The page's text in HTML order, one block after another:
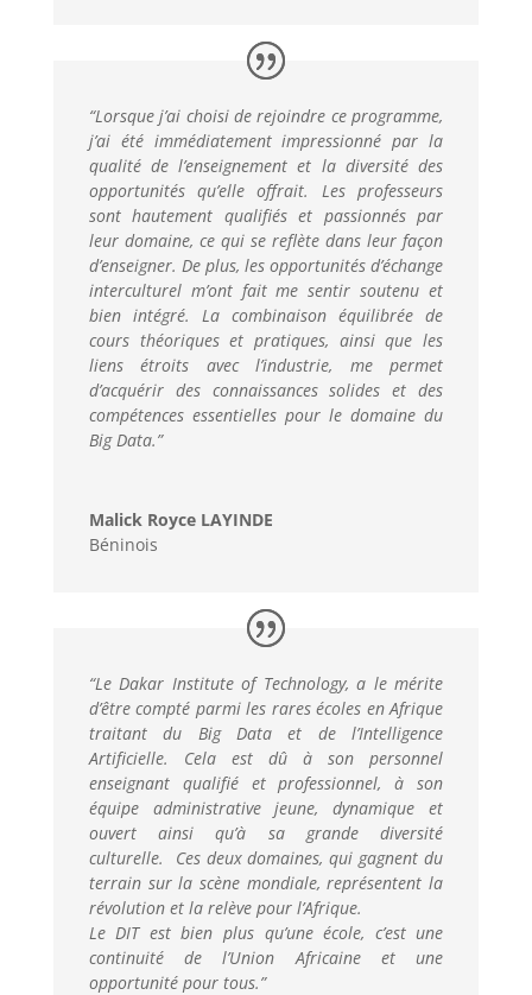
“Lorsque j’ai choisi de rejoindre ce programme,
j’ai été immédiatement impressionné par la
qualité de l’enseignement et la diversité des
opportunités qu’elle offrait. Les professeurs
sont hautement qualifiés et passionnés par
leur domaine, ce qui se reflète dans leur façon
d’enseigner. De plus, les opportunités d’échange
interculturel m’ont fait me sentir soutenu et
bien intégré. La combinaison équilibrée de
cours théoriques et pratiques, ainsi que les
liens étroits avec l’industrie, me permet
d’acquérir des connaissances solides et des
compétences essentielles pour le domaine du
Big Data.”
Malick Royce LAYINDE
Béninois
“Le Dakar Institute of Technology, a le mérite
d’être compté parmi les rares écoles en Afrique
traitant du Big Data et de l’Intelligence
Artificielle. Cela est dû à son personnel
enseignant qualifié et professionnel, à son
équipe administrative jeune, dynamique et
ouvert ainsi qu’à sa grande diversité
culturelle. Ces deux domaines, qui gagnent du
terrain sur la scène mondiale, représentent la
révolution et la relève pour l’Afrique.
Le DIT est bien plus qu’une école, c’est une
continuité de l’Union Africaine et une
opportunité pour tous.”